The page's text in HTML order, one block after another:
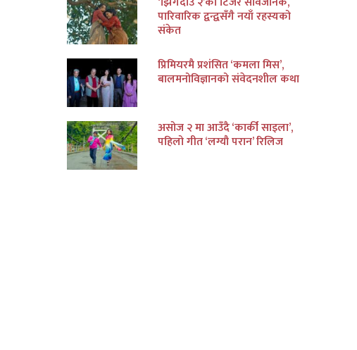
पारिवारिक द्वन्द्वसँगै नयाँ रहस्यको
संकेत
प्रिमियरमै प्रशंसित ‘कमला मिस’,
बालमनोविज्ञानको संवेदनशील कथा
असोज २ मा आउँदै ‘कार्की साइला’,
पहिलो गीत ‘लग्यौ परान’ रिलिज